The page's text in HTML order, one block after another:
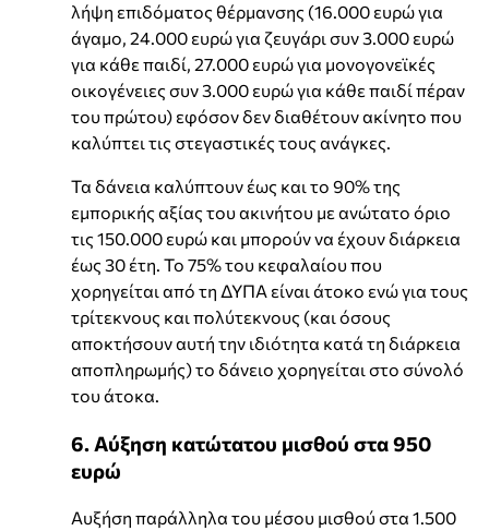
λήψη επιδόματος θέρμανσης (16.000 ευρώ για
άγαμο, 24.000 ευρώ για ζευγάρι συν 3.000 ευρώ
για κάθε παιδί, 27.000 ευρώ για μονογονεϊκές
οικογένειες συν 3.000 ευρώ για κάθε παιδί πέραν
του πρώτου) εφόσον δεν διαθέτουν ακίνητο που
καλύπτει τις στεγαστικές τους ανάγκες.
Τα δάνεια καλύπτουν έως και το 90% της
εμπορικής αξίας του ακινήτου με ανώτατο όριο
τις 150.000 ευρώ και μπορούν να έχουν διάρκεια
έως 30 έτη. Το 75% του κεφαλαίου που
χορηγείται από τη ΔΥΠΑ είναι άτοκο ενώ για τους
τρίτεκνους και πολύτεκνους (και όσους
αποκτήσουν αυτή την ιδιότητα κατά τη διάρκεια
αποπληρωμής) το δάνειο χορηγείται στο σύνολό
του άτοκα.
6. Αύξηση κατώτατου μισθού στα 950
ευρώ
Αυξήση παράλληλα του μέσου μισθού στα 1.500